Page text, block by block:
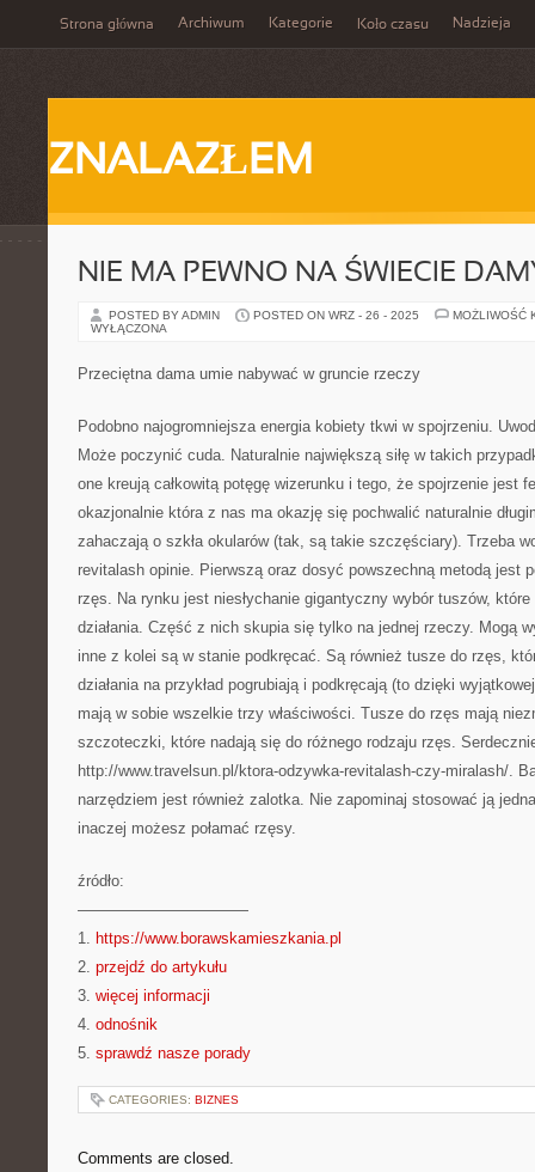
Strona główna Archiwum Kategorie Koło czasu Nadzieja
ZNALAZŁEM
NIE MA PEWNO NA ŚWIECIE
POSTED BY ADMIN POSTED ON WRZ - 26 - 2025
MOŻLIWOŚĆ
WYŁĄCZONA
Przeciętna dama umie nabywać w gruncie rzeczy
Podobno najogromniejsza energia kobiety tkwi w spojrzeniu.
Może poczynić cuda. Naturalnie największą siłę w takich
one kreują całkowitą potęgę wizerunku i tego, że spojrzenie jest
okazjonalnie która z nas ma okazję się pochwalić naturalnie
zahaczają o szkła okularów (tak, są takie szczęściary). Trzeba
revitalash opinie. Pierwszą oraz dosyć powszechną metodą jest
rzęs. Na rynku jest niesłychanie gigantyczny wybór tuszów,
działania. Część z nich skupia się tylko na jednej rzeczy. Mogą
inne z kolei są w stanie podkręcać. Są również tusze do rzęs,
działania na przykład pogrubiają i podkręcają (to dzięki
mają w sobie wszelkie trzy właściwości. Tusze do rzęs mają
szczoteczki, które nadają się do różnego rodzaju rzęs.
http://www.travelsun.pl/ktora-odzywka-revitalash-czy-miralash/.
narzędziem jest również zalotka. Nie zapominaj stosować ją
inaczej możesz połamać rzęsy.
źródło:
———————————
1. https://www.borawskamieszkania.pl
2. przejdź do artykułu
3. więcej informacji
4. odnośnik
5. sprawdź nasze porady
CATEGORIES: BIZNES
Comments are closed.